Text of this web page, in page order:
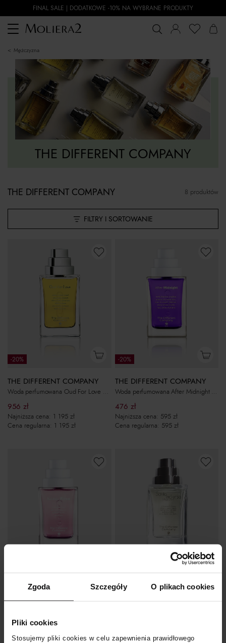
Zgoda Szczegóły O plikach cookies
Pliki cookies
Stosujemy pliki cookies w celu zapewnienia prawidłowego
FINAL SALE | DODATKOWE -10% NA WYBRANE PRODUKTY
Toggle
navigation
mężczyzna
THE DIFFERENT COMPANY
FILTRY I SORTOWANIE
8 produktów
THE DIFFERENT COMPANY
-20%
THE DIFFERENT COMPANY
Woda perfumowana Oud For Love EXT 100ml
956 zł
Najniższa cena: 1 195 zł
Cena regularna: 1 195 zł
-20%
THE DIFFERENT COMPANY
Woda perfumowana After Midnight EDT 100ml
476 zł
Najniższa cena: 595 zł
Cena regularna: 595 zł
THE DIFFERENT COMPANY
Woda perfumowana Kashan Rose 100ml Cologne
Najniższa cena:595
Cena regularna:595zł
THE DIFFERENT COMPANY
Woda perfumowana Santo Incienso 100ml
Cena regularna:1 045zł